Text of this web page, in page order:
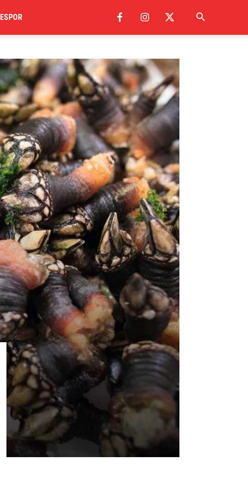
ESPOR